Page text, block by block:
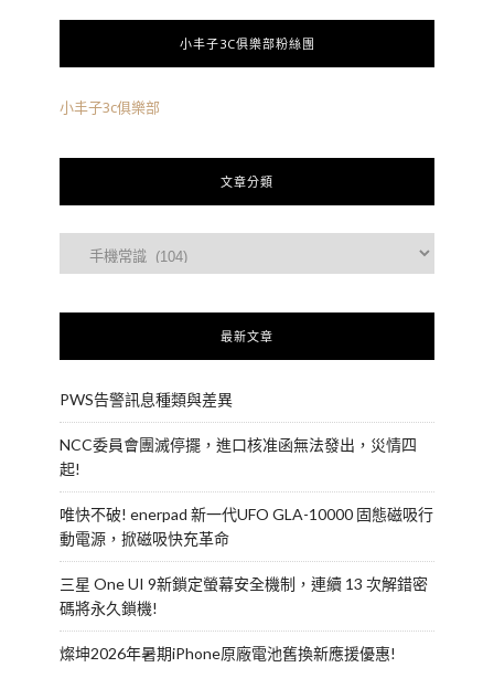
小丰子3C俱樂部粉絲團
小丰子3c俱樂部
文章分類
最新文章
PWS告警訊息種類與差異
NCC委員會團滅停擺，進口核准函無法發出，災情四
起!
唯快不破! enerpad 新一代UFO GLA-10000 固態磁吸行
動電源，掀磁吸快充革命
三星 One UI 9新鎖定螢幕安全機制，連續 13 次解錯密
碼將永久鎖機!
燦坤2026年暑期iPhone原廠電池舊換新應援優惠!